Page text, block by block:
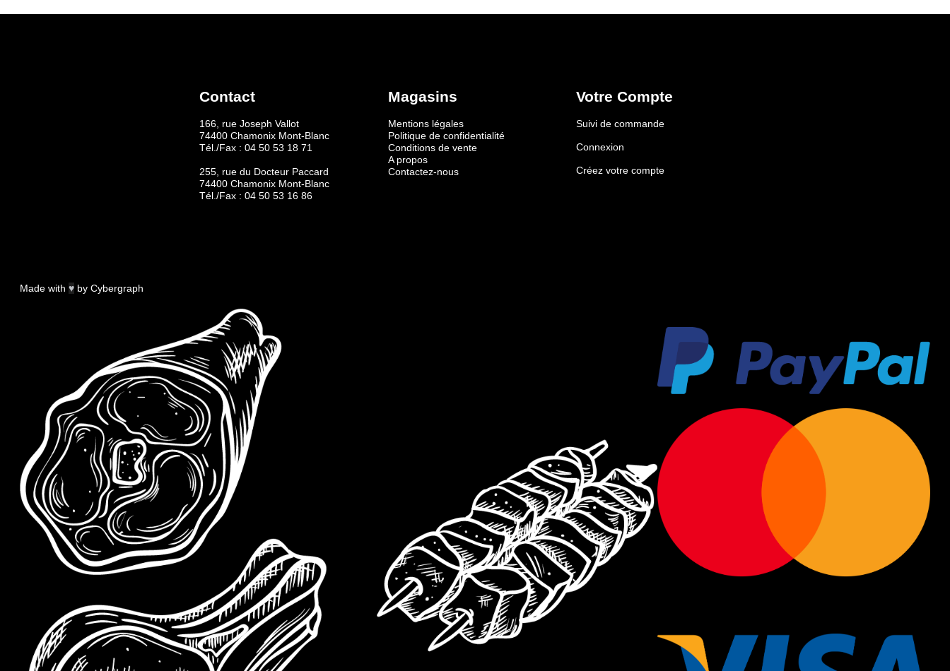
Contact
166, rue Joseph Vallot
74400 Chamonix Mont-Blanc
Tél./Fax : 04 50 53 18 71
255, rue du Docteur Paccard
74400 Chamonix Mont-Blanc
Tél./Fax : 04 50 53 16 86
Magasins
Mentions légales
Politique de confidentialité
Conditions de vente
A propos
Contactez-nous
Votre Compte
Suivi de commande
Connexion
Créez votre compte
Made with ♥ by Cybergraph